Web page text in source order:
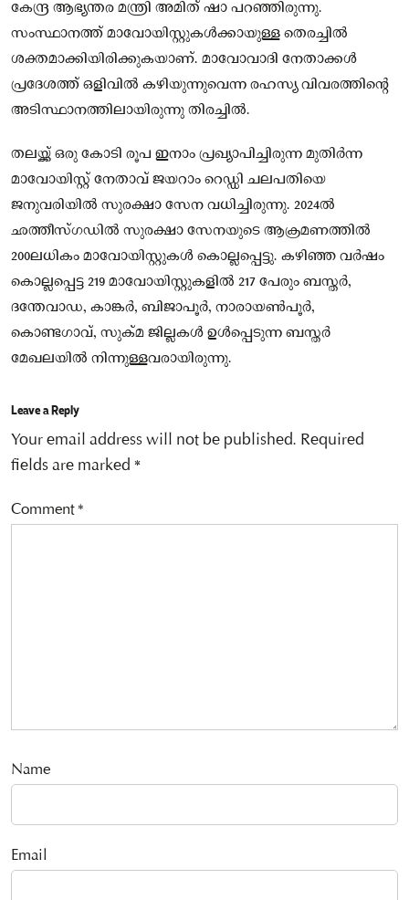
കേന്ദ്ര ആഭ്യന്തര മന്ത്രി അമിത് ഷാ പറഞ്ഞിരുന്നു.
സംസ്ഥാനത്ത് മാവോയിസ്റ്റുകൾക്കായുള്ള തെരച്ചിൽ
ശക്തമാക്കിയിരിക്കുകയാണ്. മാവോവാദി നേതാക്കള്‍
പ്രദേശത്ത് ഒളിവില്‍ കഴിയുന്നുവെന്ന രഹസ്യ വിവരത്തിന്റെ
അടിസ്ഥാനത്തിലായിരുന്നു തിരച്ചില്‍.
തലയ്ക്ക് ഒരു കോടി രൂപ ഇനാം പ്രഖ്യാപിച്ചിരുന്ന മുതിർന്ന
മാവോയിസ്റ്റ് നേതാവ് ജയറാം റെഡ്ഡി ചലപതിയെ
ജനുവരിയിൽ സുരക്ഷാ സേന വധിച്ചിരുന്നു. 2024ൽ
ഛത്തീസ്ഗഡിൽ സുരക്ഷാ സേനയുടെ ആക്രമണത്തിൽ
200ലധികം മാവോയിസ്റ്റുകൾ കൊല്ലപ്പെട്ടു. കഴിഞ്ഞ വർഷം
കൊല്ലപ്പെട്ട 219 മാവോയിസ്റ്റുകളിൽ 217 പേരും ബസ്തർ,
ദന്തേവാഡ, കാങ്കർ, ബിജാപൂർ, നാരായൺപൂർ,
കൊണ്ടഗാവ്, സുക്മ ജില്ലകൾ ഉൾപ്പെടുന്ന ബസ്തർ
മേഖലയിൽ നിന്നുള്ളവരായിരുന്നു.
Leave a Reply
Your email address will not be published. Required
fields are marked *
Comment*
Name
Email